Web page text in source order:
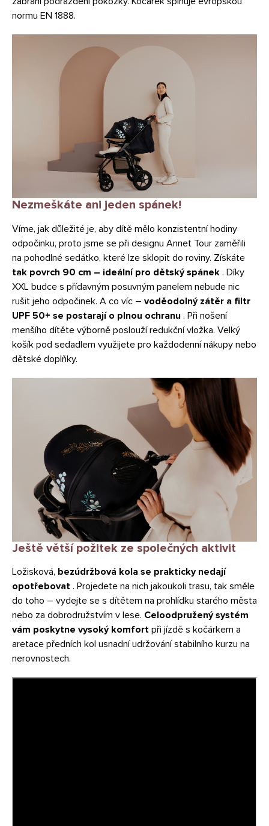
normu EN 1888.
Nezmeškáte ani jeden spánek!
Víme, jak důležité je, aby dítě mělo konzistentní hodiny
odpočinku, proto jsme se při designu Annet Tour zaměřili
na pohodlné sedátko, které lze sklopit do roviny. Získáte
tak povrch 90 cm – ideální pro dětský spánek . Díky
XXL budce s přídavným posuvným panelem nebude nic
rušit jeho odpočinek. A co víc – voděodolný zátěr a filtr
UPF 50+ se postarají o plnou ochranu . Při nošení
menšího dítěte výborně poslouží redukční vložka. Velký
košík pod sedadlem využijete pro každodenní nákupy nebo
dětské doplňky.
Ještě větší požitek ze společných aktivit
Ložisková, bezúdržbová kola se prakticky nedají
opotřebovat . Projedete na nich jakoukoli trasu, tak směle
do toho – vydejte se s dítětem na prohlídku starého města
nebo za dobrodružstvím v lese. Celoodpružený systém
vám poskytne vysoký komfort při jízdě s kočárkem a
aretace předních kol usnadní udržování stabilního kurzu na
nerovnostech.